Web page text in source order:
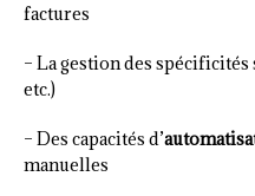
factures
– La gestion des
etc.)
– Des capacités d’
manuelles